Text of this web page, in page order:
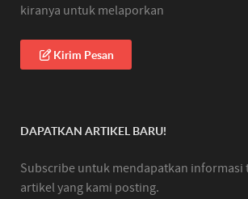
kiranya untuk melaporkan
Kirim Pesan
DAPATKAN ARTIKEL BARU!
Subscribe untuk mendapatkan informasi
artikel yang kami posting.